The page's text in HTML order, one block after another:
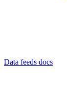
Data feeds docs